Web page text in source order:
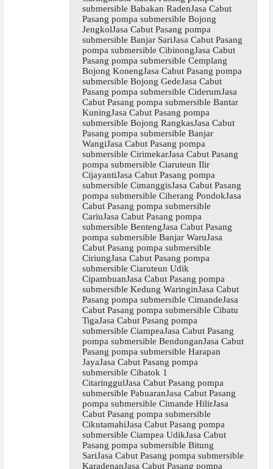
submersible Babakan RadenJasa Cabut
Pasang pompa submersible Bojong
JengkolJasa Cabut Pasang pompa
submersible Banjar SariJasa Cabut Pasang
pompa submersible CibinongJasa Cabut
Pasang pompa submersible Cemplang
Bojong KonengJasa Cabut Pasang pompa
submersible Bojong GedeJasa Cabut
Pasang pompa submersible CiderumJasa
Cabut Pasang pompa submersible Bantar
KuningJasa Cabut Pasang pompa
submersible Bojong RangkasJasa Cabut
Pasang pompa submersible Banjar
WangiJasa Cabut Pasang pompa
submersible CirimekarJasa Cabut Pasang
pompa submersible Ciaruteun Ilir
CijayantiJasa Cabut Pasang pompa
submersible CimanggisJasa Cabut Pasang
pompa submersible Ciherang PondokJasa
Cabut Pasang pompa submersible
CariuJasa Cabut Pasang pompa
submersible BentengJasa Cabut Pasang
pompa submersible Banjar WaruJasa
Cabut Pasang pompa submersible
CiriungJasa Cabut Pasang pompa
submersible Ciaruteun Udik
CipambuanJasa Cabut Pasang pompa
submersible Kedung WaringinJasa Cabut
Pasang pompa submersible CimandeJasa
Cabut Pasang pompa submersible Cibatu
TigaJasa Cabut Pasang pompa
submersible CiampeaJasa Cabut Pasang
pompa submersible BendunganJasa Cabut
Pasang pompa submersible Harapan
JayaJasa Cabut Pasang pompa
submersible Cibatok 1
CitaringgulJasa Cabut Pasang pompa
submersible PabuaranJasa Cabut Pasang
pompa submersible Cimande HilirJasa
Cabut Pasang pompa submersible
CikutamahiJasa Cabut Pasang pompa
submersible Ciampea UdikJasa Cabut
Pasang pompa submersible Bitung
SariJasa Cabut Pasang pompa submersible
KaradenanJasa Cabut Pasang pompa